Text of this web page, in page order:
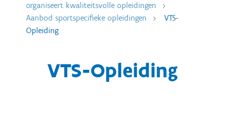
organiseert kwaliteitsvolle opleidingen
Aanbod sportspecifieke opleidingen
VTS-
Opleiding
VTS-Opleiding